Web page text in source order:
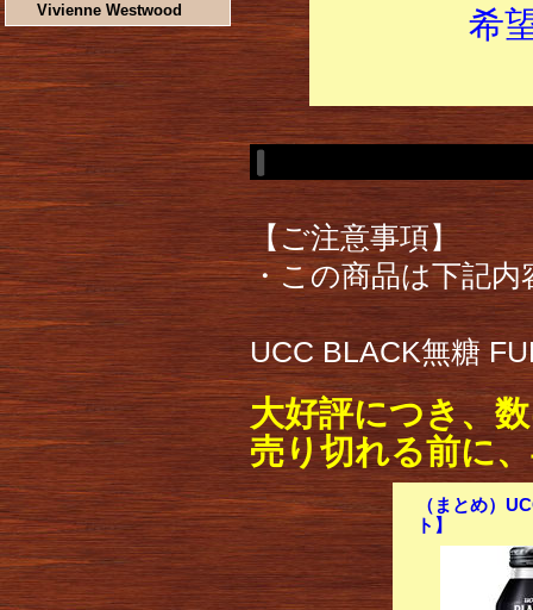
Vivienne Westwood
希
【ご注意事項】
・この商品は下記
UCC BLACK無糖
大好評につき、
売り切れる前に
（まとめ）
ト】